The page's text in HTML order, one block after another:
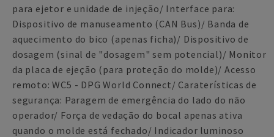
para ejetor e unidade de injeção/ Interface para:
Dispositivo de manuseamento (CAN Bus)/ Banda de
aquecimento do bico (apenas ficha)/ Dispositivo de
dosagem (sinal de "dosagem" sem potencial)/ Monitor
da placa de ejeção (para proteção do molde)/ Acesso
remoto: WC5 - DPG World Connect/ Caraterísticas de
segurança: Paragem de emergência do lado do não
operador/ Força de vedação do bocal apenas ativa
quando o molde está fechado/ Indicador luminoso